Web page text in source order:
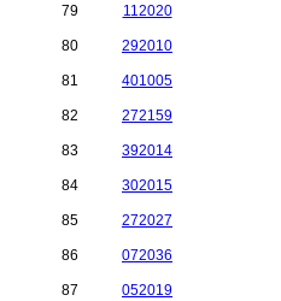
79 112020
80 292010
81 401005
82 272159
83 392014
84 302015
85 272027
86 072036
87 052019